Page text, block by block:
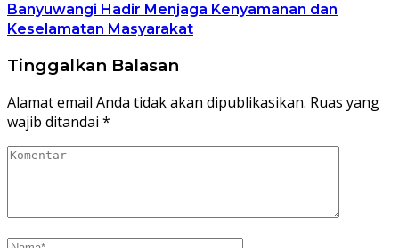
Banyuwangi Hadir Menjaga Kenyamanan dan
Keselamatan Masyarakat
Tinggalkan Balasan
Alamat email Anda tidak akan dipublikasikan. Ruas yang
wajib ditandai *